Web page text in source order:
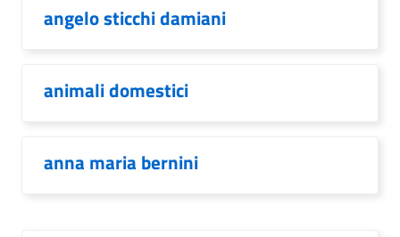
angelo sticchi damiani
animali domestici
anna maria bernini